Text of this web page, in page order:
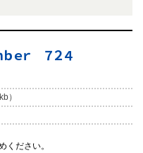
ｅｒ ７２４
）
ください。